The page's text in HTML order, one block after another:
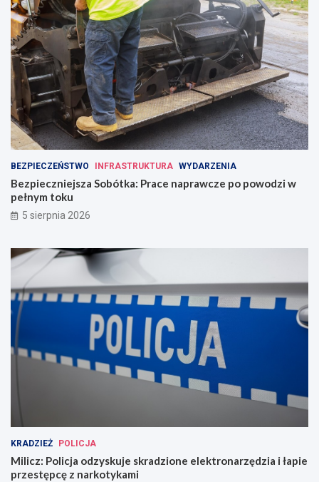
BEZPIECZEŃSTWO INFRASTRUKTURA WYDARZENIA
Bezpieczniejsza Sobótka: Prace naprawcze po powodzi w
pełnym toku
5 sierpnia 2026
KRADZIEŻ POLICJA
Milicz: Policja odzyskuje skradzione elektronarzędzia i łapie
przestępcę z narkotykami